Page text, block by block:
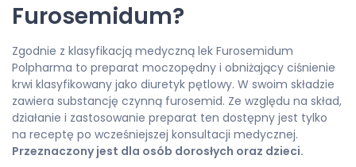
Furosemidum?
Zgodnie z klasyfikacją medyczną lek Furosemidum
Polpharma to preparat moczopędny i obniżający ciśnienie
krwi klasyfikowany jako diuretyk pętlowy. W swoim składzie
zawiera substancję czynną furosemid. Ze względu na skład,
działanie i zastosowanie preparat ten dostępny jest tylko
na receptę po wcześniejszej konsultacji medycznej.
Przeznaczony jest dla osób dorosłych oraz dzieci.